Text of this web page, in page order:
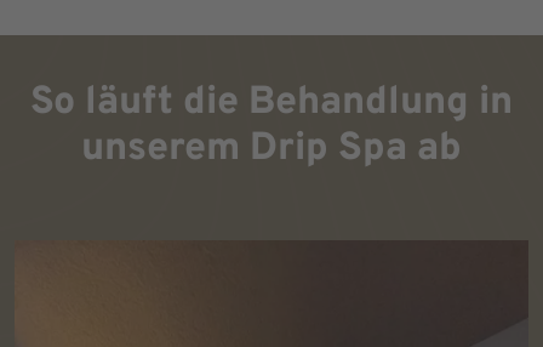
So läuft die Behandlung in
unserem Drip Spa ab